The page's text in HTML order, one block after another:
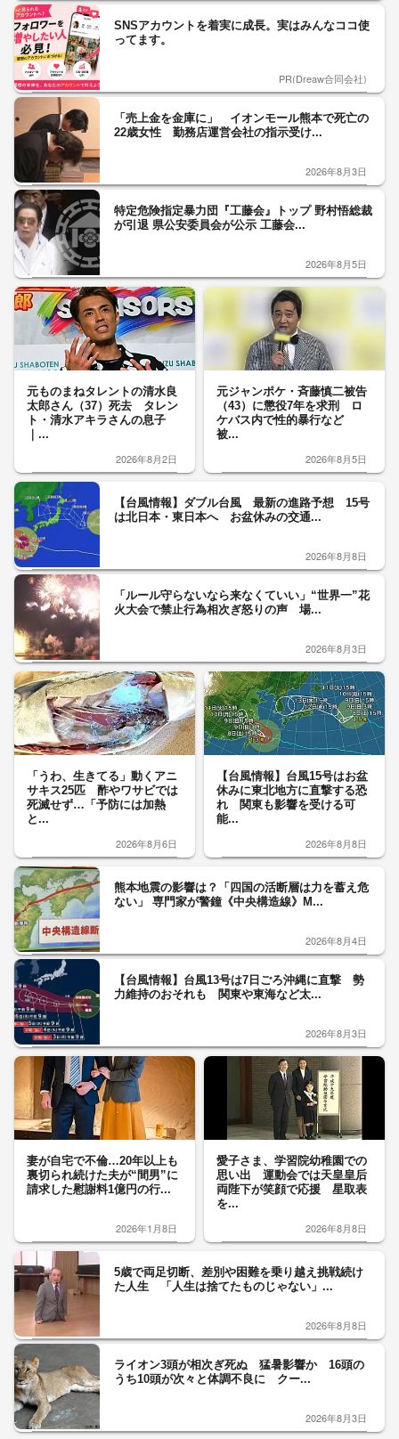
SNSアカウントを着実に成長。実はみんなココ使
ってます。
PR(Dreaw合同会社)
「売上金を金庫に」 イオンモール熊本で死亡の
22歳女性 勤務店運営会社の指示受け...
2026年8月3日
特定危険指定暴力団『工藤会』トップ 野村悟総裁
が引退 県公安委員会が公示 工藤会...
2026年8月5日
元ものまねタレントの清水良
太郎さん（37）死去 タレン
ト・清水アキラさんの息子
｜...
2026年8月2日
元ジャンポケ・斉藤慎二被告
（43）に懲役7年を求刑 ロ
ケバス内で性的暴行など
被...
2026年8月5日
【台風情報】ダブル台風 最新の進路予想 15号
は北日本・東日本へ お盆休みの交通...
2026年8月8日
「ルール守らないなら来なくていい」“世界一”花
火大会で禁止行為相次ぎ怒りの声 場...
2026年8月3日
「うわ、生きてる」動くアニ
サキス25匹 酢やワサビでは
死滅せず…「予防には加熱
と...
2026年8月6日
【台風情報】台風15号はお盆
休みに東北地方に直撃する恐
れ 関東も影響を受ける可
能...
2026年8月8日
熊本地震の影響は？「四国の活断層は力を蓄え危
ない」 専門家が警鐘《中央構造線》M...
2026年8月4日
【台風情報】台風13号は7日ごろ沖縄に直撃 勢
力維持のおそれも 関東や東海など太...
2026年8月3日
妻が自宅で不倫…20年以上も
裏切られ続けた夫が“間男”に
請求した慰謝料1億円の行...
2026年1月8日
愛子さま、学習院幼稚園での
思い出 運動会では天皇皇后
両陛下が笑顔で応援 星取表
を...
2026年8月8日
5歳で両足切断、差別や困難を乗り越え挑戦続け
た人生 「人生は捨てたものじゃない」...
2026年8月8日
ライオン3頭が相次ぎ死ぬ 猛暑影響か 16頭の
うち10頭が次々と体調不良に クー...
2026年8月3日